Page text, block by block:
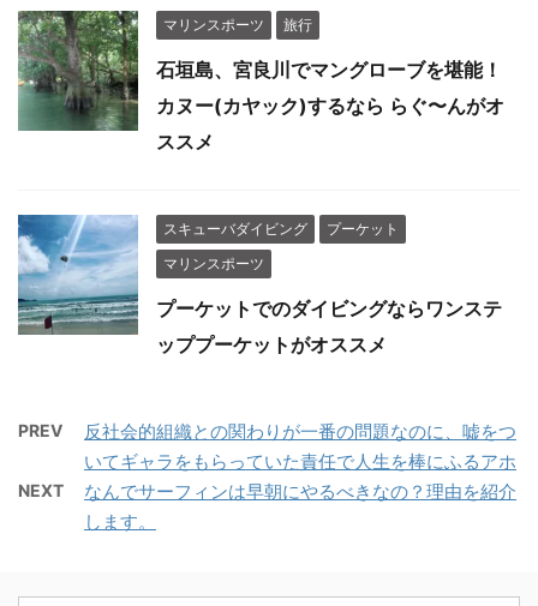
マリンスポーツ 旅行
石垣島、宮良川でマングローブを堪能！
カヌー(カヤック)するなら らぐ〜んがオ
ススメ
スキューバダイビング
プーケット
マリンスポーツ
プーケットでのダイビングならワンステ
ッププーケットがオススメ
PREV
反社会的組織との関わりが一番の問題なのに、嘘をつ
いてギャラをもらっていた責任で人生を棒にふるアホ
NEXT
なんでサーフィンは早朝にやるべきなの？理由を紹介
します。